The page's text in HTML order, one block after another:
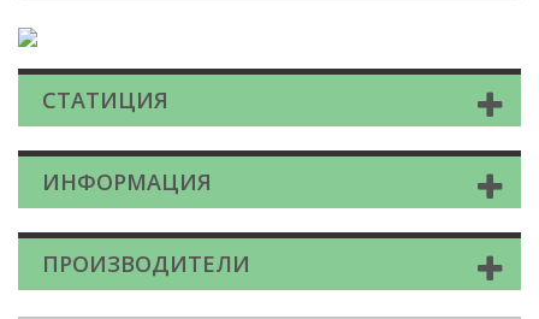
СТАТИЦИЯ
ИНФОРМАЦИЯ
ПРОИЗВОДИТЕЛИ